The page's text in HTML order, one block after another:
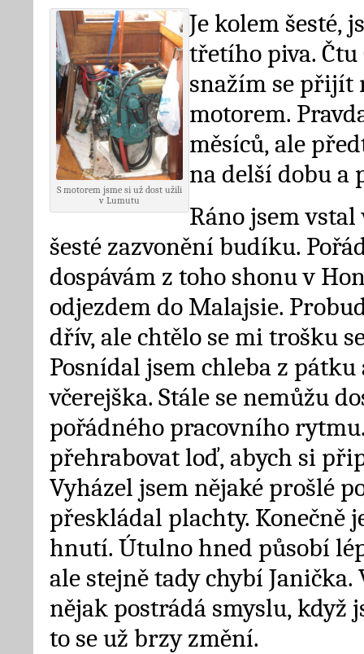
S motorem jsme si už dost užili
v Lumutu
Je kolem šesté,
třetího piva. Čtu
snažím se přijít
motorem.
měsíců, ale
na delší dobu a
Ráno jsem
šesté zazvonění budíku.
dospávám z toho shonu v
odjezdem do Malajsie.
dřív, ale chtělo se mi trošku
Posnídal jsem chleba z pátku
včerejška. Stále se nemůžu
pořádného pracovního
přehrabovat loď, abych si
Vyházel jsem nějaké prošlé
přeskládal plachty. Konečně
hnutí. Útulno hned působí
ale stejně tady chybí Janička.
nějak postrádá smyslu, když
to se už brzy změní.